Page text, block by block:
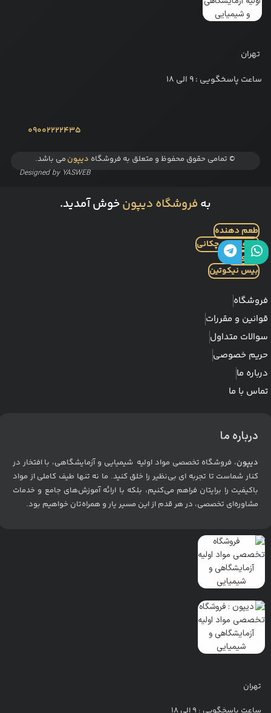
تهران
ساعت پاسخگویی : 9 الی 18
09002222435
© تمامی حقوق محفوظ و متعلق به فروشگاه دیپون می باشد.
Designed by YASWEB
به فروشگاه دیپونخوش آمدید.
طعم دهنده
بطری قطره چکانی
نیکوتین
بیس نیکوتین
فروشگاه
قوانین و مقررات
سوالات متداول
حریم خصوصی
درباره ما
تماس با ما
درباره ما
دیپون، فروشگاه تخصصی مواد اولیه شیمیایی و آزمایشگاهی، با افتخار در
کنار شماست تا تجربه ای بی‌نظیر را خلق کنید. ما نه تنها طیف کاملی از مواد
باکیفیت را برایتان فراهم می‌کنیم، بلکه با ارائه آموزش‌های جامع و خدمات
مشاوره‌ای تخصصی، در هر قدم از این مسیر یار و همراه‌تان خواهیم بود.
تهران